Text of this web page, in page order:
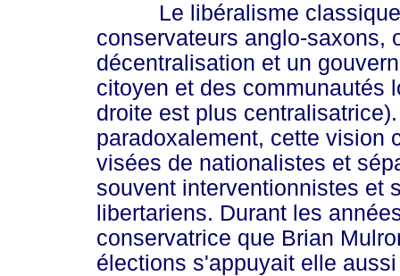
Le libéralisme classique,
conservateurs anglo-saxons,
décentralisation et un
citoyen et des communautés
droite est plus
paradoxalement, cette vision
visées de nationalistes et
souvent interventionnistes et
libertariens. Durant les
conservatrice que Brian
élections s'appuyait elle